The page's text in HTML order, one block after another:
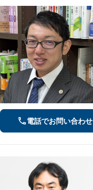
電話でお問い合わせ